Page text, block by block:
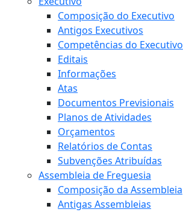
Composição do Executivo
Antigos Executivos
Competências do Executivo
Editais
Informações
Atas
Documentos Previsionais
Planos de Atividades
Orçamentos
Relatórios de Contas
Subvenções Atribuídas
Assembleia de Freguesia
Composição da Assembleia
Antigas Assembleias